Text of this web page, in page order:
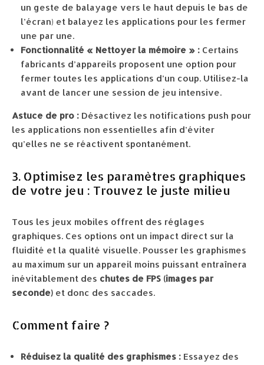
un geste de balayage vers le haut depuis le bas de
l’écran) et balayez les applications pour les fermer
une par une.
Fonctionnalité « Nettoyer la mémoire » : Certains
fabricants d’appareils proposent une option pour
fermer toutes les applications d’un coup. Utilisez-la
avant de lancer une session de jeu intensive.
Astuce de pro : Désactivez les notifications push pour
les applications non essentielles afin d’éviter
qu’elles ne se réactivent spontanément.
3. Optimisez les paramètres graphiques
de votre jeu : Trouvez le juste milieu
Tous les jeux mobiles offrent des réglages
graphiques. Ces options ont un impact direct sur la
fluidité et la qualité visuelle. Pousser les graphismes
au maximum sur un appareil moins puissant entraînera
inévitablement des chutes de FPS (images par
seconde) et donc des saccades.
Comment faire ?
Réduisez la qualité des graphismes : Essayez des